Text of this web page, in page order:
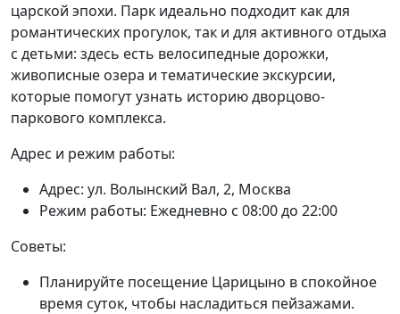
царской эпохи. Парк идеально подходит как для
романтических прогулок, так и для активного отдыха
с детьми: здесь есть велосипедные дорожки,
живописные озера и тематические экскурсии,
которые помогут узнать историю дворцово-
паркового комплекса.
Адрес и режим работы:
Адрес: ул. Волынский Вал, 2, Москва
Режим работы: Ежедневно с 08:00 до 22:00
Советы:
Планируйте посещение Царицыно в спокойное
время суток, чтобы насладиться пейзажами.